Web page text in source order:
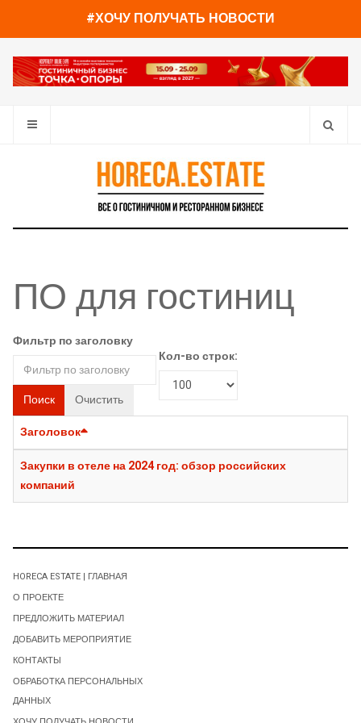
#ХОЧУ ПОЛУЧАТЬ НОВОСТИ
ПО для гостиниц
Фильтр по заголовку
Поиск Очистить
Кол-во строк:
Заголовок
Закупки в отеле на 2024 год: обзор российских
компаний
HORECA ESTATE | ГЛАВНАЯ
О ПРОЕКТЕ
ПРЕДЛОЖИТЬ МАТЕРИАЛ
ДОБАВИТЬ МЕРОПРИЯТИЕ
КОНТАКТЫ
ОБРАБОТКА ПЕРСОНАЛЬНЫХ
ДАННЫХ